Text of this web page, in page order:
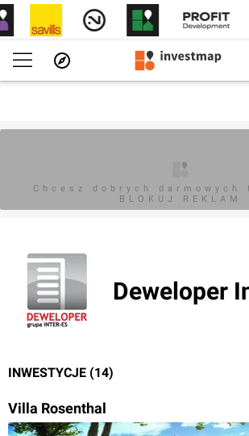
Chcesz dobrych darmowych
BLOKUJ REKLAM
Deweloper
INWESTYCJE (14)
Villa Rosenthal